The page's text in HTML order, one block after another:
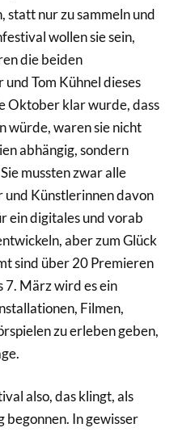
statt nur zu sammeln und
wollen sie sein,
die beiden
Tom Kühnel dieses
Oktober klar wurde, dass
würde, waren sie nicht
abhängig, sondern
mussten zwar alle
und Künstlerinnen davon
ein digitales und vorab
aber zum Glück
sind über 20 Premieren
7. März wird es ein
Filmen,
zu erleben geben,
also, das klingt, als
begonnen. In gewisser